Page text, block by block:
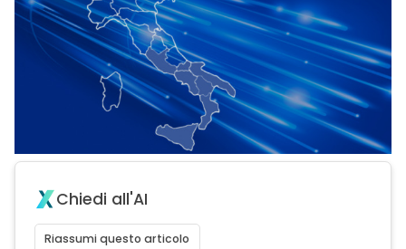
Chiedi all'AI
Riassumi questo articolo